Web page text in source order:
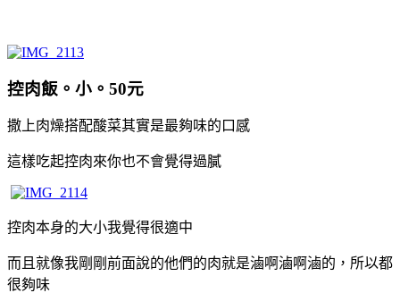
控肉飯。小。50元
撒上肉燥搭配酸菜其實是最夠味的口感
這樣吃起控肉來你也不會覺得過膩
控肉本身的大小我覺得很適中
而且就像我剛剛前面說的他們的肉就是滷啊滷啊滷的，所以都
很夠味